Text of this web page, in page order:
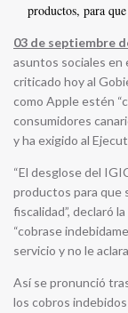
productos, para
03 de septiembre
asuntos sociales en
criticado hoy al
como Apple estén
consumidores
y ha exigido al
“El desglose del
productos para que
fiscalidad”, declaró
“cobrase
servicio y no le
Así se pronunció
los cobros